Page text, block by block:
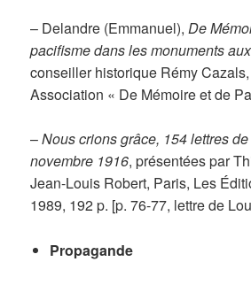
– Delandre (Emmanuel),De
pacifisme dans les monuments
conseiller historique Rémy
Association « De Mémoire et de
–Nous crions grâce, 154 lettres
novembre 1916, présentées par
Jean-Louis Robert, Paris, Les
1989, 192 p. [p. 76-77, lettre de
Propagande